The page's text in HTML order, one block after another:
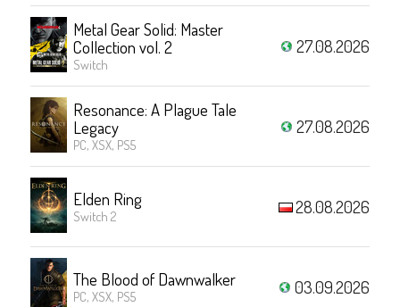
Metal Gear Solid: Master
Collection vol. 2
Switch
27.08.2026
Resonance: A Plague Tale
Legacy
PC, XSX, PS5
27.08.2026
Elden Ring
Switch 2 28.08.2026
The Blood of Dawnwalker
PC, XSX, PS5 03.09.2026